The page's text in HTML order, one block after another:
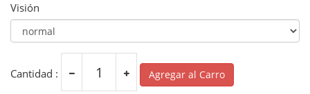
Visión
Cantidad : Agregar al Carro